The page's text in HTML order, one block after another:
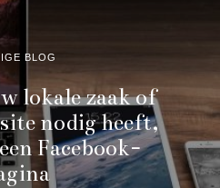
BLOG
lokale zaak of
nodig heeft,
Facebook-